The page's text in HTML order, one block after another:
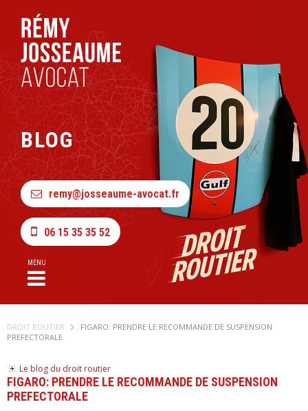
BLOG
remy@josseaume-avocat.fr
06 15 35 35 52
MENU
DROIT ROUTIER
FIGARO: PRENDRE LE RECOMMANDE DE SUSPENSION
PREFECTORALE
Le blog du droit routier
FIGARO: PRENDRE LE RECOMMANDE DE SUSPENSION
PREFECTORALE